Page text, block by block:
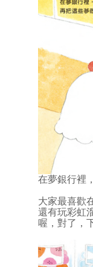
在夢銀行裡
大家最喜歡
還有玩彩虹
喔，對了，